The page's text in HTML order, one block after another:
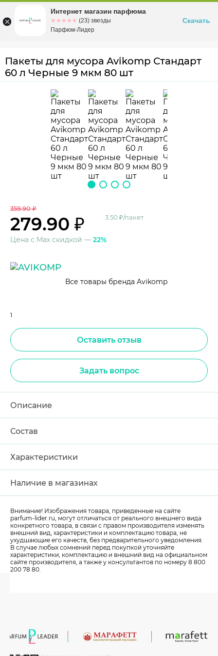
Омскул. Заозерная, 11, к. 1
Пакеты для мусора Avikomp Стандарт
60 л Черные 9 мкм 80 шт
359.90 ₽
279.90 ₽ 3.50 ₽/пакет
Цена с Max скидкой — 22%
Все товары бренда Avikomp
1
Оставить отзыв
Задать вопрос
Описание
Состав
Характеристики
Наличие в магазинах
Внимание! Изображения товара, приведенные на сайте
parfum-lider.ru, могут отличаться от реального внешнего вида
конкретного товара, в связи с правом производителя изменять
внешний вид, характеристики и комплектацию товара, не
ухудшающие его качеств, без предварительного уведомления.
В случае любых сомнений перед покупкой уточняйте
характеристики, комплектацию и внешний вид на официальном
сайте производителя, а также у консультантов по номеру 8 800
200 78 80.
Интернет магазин парфюма
☆☆☆☆☆
★★★★★ (23) звезды
Парфюм-Лидер
Скачать